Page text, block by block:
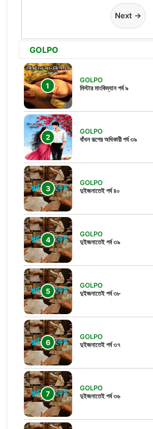
Next →
GOLPO
GOLPO
মিস্টার মাংকিম্যান পর্ব ৯
GOLPO
বাঁধন রূপের অধিকারী পর্ব ৩৯
GOLPO
দুইজনাতেই পর্ব ৪০
GOLPO
দুইজনাতেই পর্ব ৩৯
GOLPO
দুইজনাতেই পর্ব ৩৮
GOLPO
দুইজনাতেই পর্ব ৩৭
GOLPO
দুইজনাতেই পর্ব ৩৬